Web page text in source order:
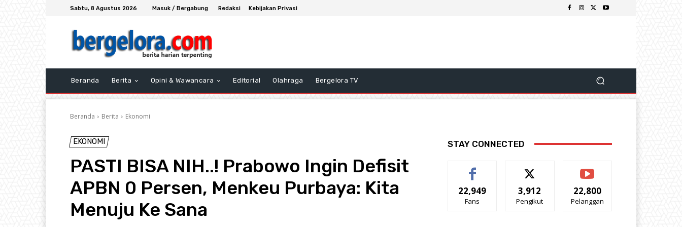
Sabtu, 8 Agustus 2026 Masuk / Bergabung Redaksi Kebijakan Privasi
Beranda Berita Opini & Wawancara Editorial Olahraga Bergelora TV
Beranda Berita Ekonomi
EKONOMI
PASTI BISA NIH..! Prabowo Ingin Defisit
APBN 0 Persen, Menkeu Purbaya: Kita
Menuju Ke Sana
STAY CONNECTED
22,949
Fans
3,912
Pengikut
22,800
Pelanggan